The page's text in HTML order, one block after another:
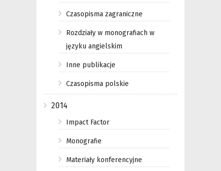
Czasopisma zagraniczne
Rozdziały w monografiach w
języku angielskim
Inne publikacje
Czasopisma polskie
2014
Impact Factor
Monografie
Materiały konferencyjne